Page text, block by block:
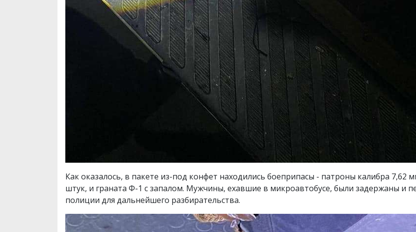
Как оказалось, в пакете из-под конфет находились боеприпасы - патроны калибра
штук, и граната Ф-1 с запалом. Мужчины, ехавшие в микроавтобусе, были задержаны и
полиции для дальнейшего разбирательства.